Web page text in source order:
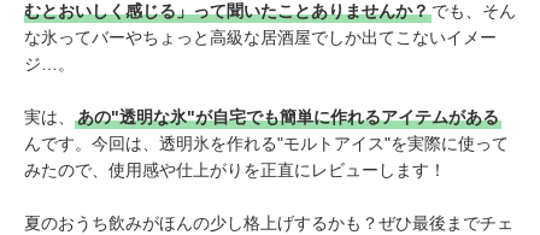
むとおいしく感じる」って聞いたことありませんか？でも、そん
な氷ってバーやちょっと高級な居酒屋でしか出てこないイメー
ジ…。
実は、
あの"透明な氷"が自宅でも簡単に作れるアイテムがある
んです。今回は、透明氷を作れる"モルトアイス"を実際に使って
みたので、使用感や仕上がりを正直にレビューします！
夏のおうち飲みがほんの少し格上げするかも？ぜひ最後までチェ